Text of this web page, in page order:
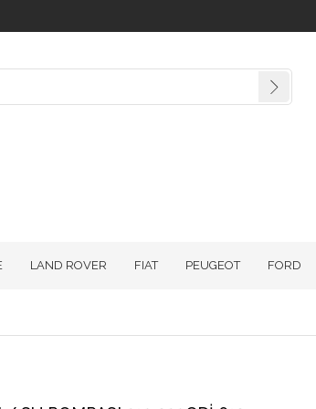
LAND ROVER FIAT PEUGEOT FORD